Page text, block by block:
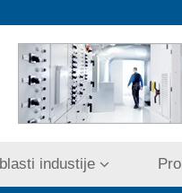
industije